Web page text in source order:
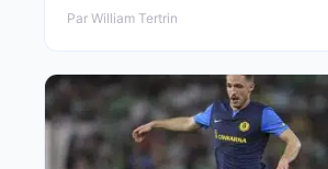
Par William Tertrin